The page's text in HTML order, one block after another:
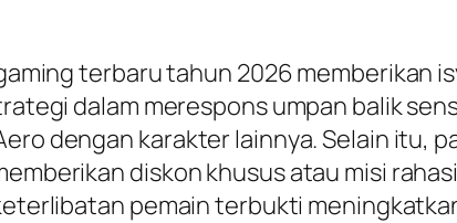
terbaru tahun 2026 memberikan
dalam merespons umpan balik
dengan karakter lainnya. Selain itu,
diskon khusus atau misi
pemain terbukti